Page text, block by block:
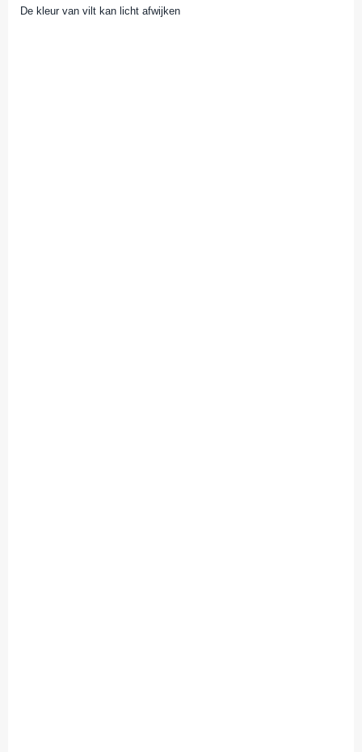
De kleur van vilt kan licht afwijken